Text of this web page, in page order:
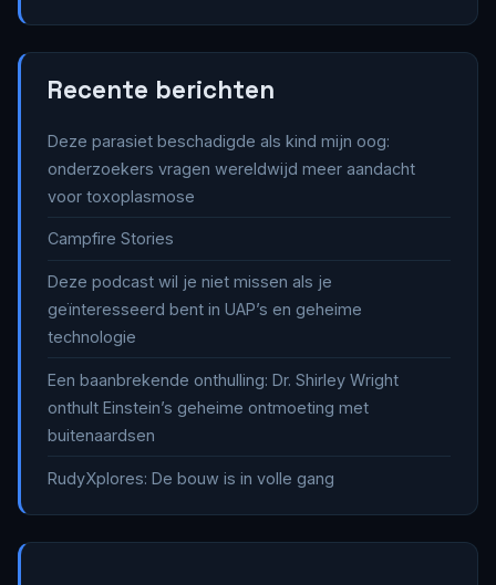
Recente berichten
Deze parasiet beschadigde als kind mijn oog:
onderzoekers vragen wereldwijd meer aandacht
voor toxoplasmose
Campfire Stories
Deze podcast wil je niet missen als je
geïnteresseerd bent in UAP’s en geheime
technologie
Een baanbrekende onthulling: Dr. Shirley Wright
onthult Einstein’s geheime ontmoeting met
buitenaardsen
RudyXplores: De bouw is in volle gang